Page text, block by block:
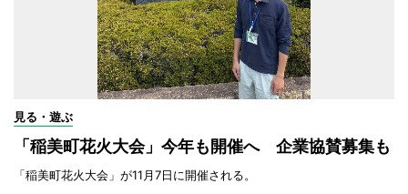
見る・遊ぶ
「稲美町花火大会」今年も開催へ 企業協賛募集も
「稲美町花火大会」が11月7日に開催される。